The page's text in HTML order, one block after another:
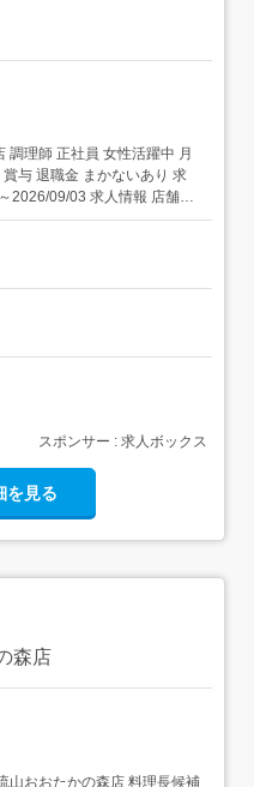
与 退職金 まかないあり 求
求人情報 店舗の
スポンサー : 求人ボックス
を見る
森店
たかの森店 料理長候補